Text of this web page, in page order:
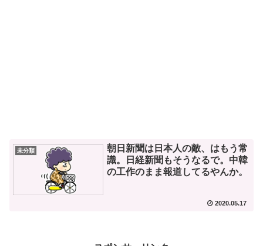
未分類
朝日新聞は日本人の敵、はもう常
識。日経新聞もそうなるで。中韓
の工作のまま報道してるやんか。
2020.05.17